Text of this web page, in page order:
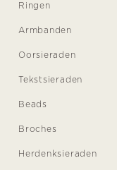
Ringen
Armbanden
Oorsieraden
Tekstsieraden
Beads
Broches
Herdenksieraden